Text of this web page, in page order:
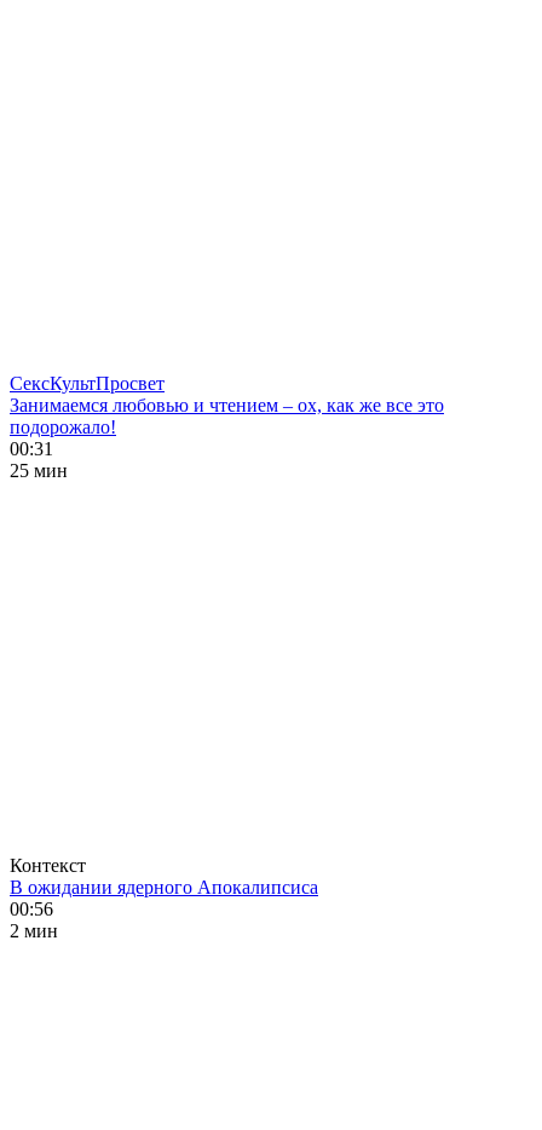
СексКультПросвет
Занимаемся любовью и чтением – ох, как же все это
подорожало!
00:31
25 мин
Контекст
В ожидании ядерного Апокалипсиса
00:56
2 мин